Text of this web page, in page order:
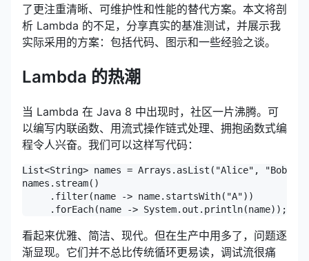
了更注重清晰、可维护性和性能的替代方案。本文将剖
析 Lambda 的不足，分享真实的基准测试，并展示我
实际采用的方案：包括代码、图示和一些经验之谈。
Lambda 的热潮
当 Lambda 在 Java 8 中出现时，社区一片沸腾。可
以编写内联函数、用流式操作链式处理、拥抱函数式编
程令人兴奋。我们可以这样写代码：
List<String> names = Arrays.asList("Alice", "Bob",
names.stream()
     .filter(name -> name.startsWith("A"))
看起来优雅、简洁、现代。但在生产中用多了，问题逐
渐显现。它们并不总比传统循环更易读，调试流很痛